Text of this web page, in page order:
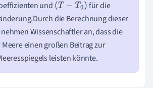
und (T− T0 )
für die
die Berechnung dieser
Wissenschaftler an, dass die
einen großen Beitrag zur
leisten könnte.